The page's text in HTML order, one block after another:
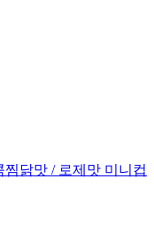
닭맛 / 로제맛 미니컵